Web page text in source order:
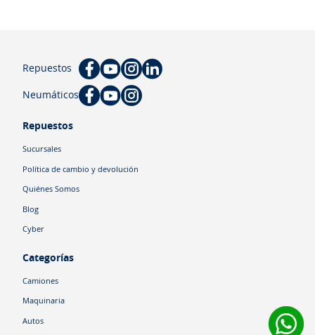
Repuestos
Neumáticos
Repuestos
Sucursales
Política de cambio y devolución
Quiénes Somos
Blog
Cyber
Categorías
Camiones
Maquinaria
Autos